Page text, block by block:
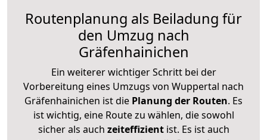
Routenplanung als Beiladung für
den Umzug nach
Gräfenhainichen
Ein weiterer wichtiger Schritt bei der
Vorbereitung eines Umzugs von Wuppertal nach
Gräfenhainichen ist die Planung der Routen. Es
ist wichtig, eine Route zu wählen, die sowohl
sicher als auch zeiteffizientist. Es ist auch